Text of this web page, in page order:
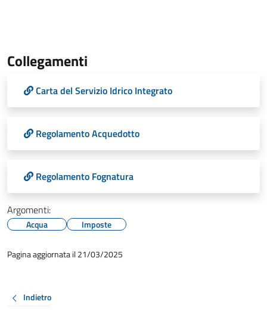
Collegamenti
Carta del Servizio Idrico Integrato
Regolamento Acquedotto
Regolamento Fognatura
Argomenti:
Acqua Imposte
Pagina aggiornata il 21/03/2025
Indietro